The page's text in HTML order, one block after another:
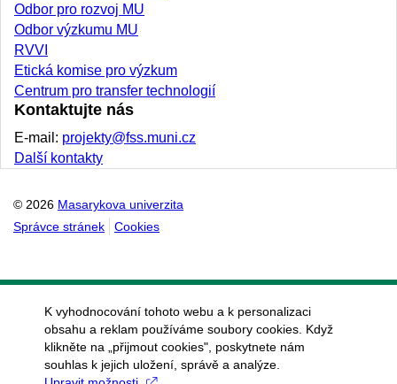
Odbor pro rozvoj MU
Odbor výzkumu MU
RVVI
Etická komise pro výzkum
Centrum pro transfer technologií
Kontaktujte nás
E-mail: projekty@fss.muni.cz
Další kontakty
© 2026 Masarykova univerzita
Správce stránek
Cookies
K vyhodnocování tohoto webu a k personalizaci
obsahu a reklam používáme soubory cookies. Když
klikněte na „přijmout cookies", poskytnete nám
souhlas k jejich uložení, správě a analýze.